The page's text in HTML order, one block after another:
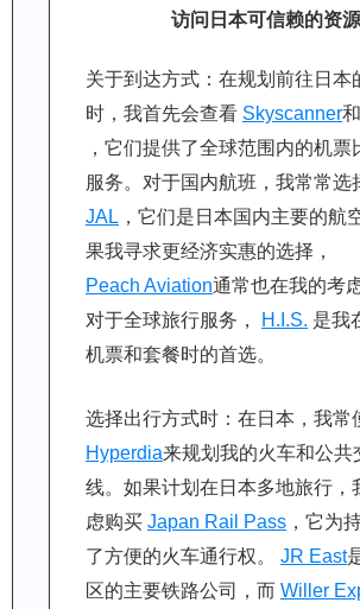
访问日本可信赖的资源
关于到达方式：在规划前往日本
时，我首先会查看 Skyscanner和
，它们提供了全球范围内的机票
服务。对于国内航班，我常常选
JAL ，它们是日本国内主要的航
果我寻求更经济实惠的选择，
Peach Aviation通常也在我的考
对于全球旅行服务，
H.I.S. 是我
机票和套餐时的首选。
选择出行方式时：在日本，我常
Hyperdia来规划我的火车和公共
线。如果计划在日本多地旅行，
虑购买 Japan Rail Pass ，它为
了方便的火车通行权。 JR East
区的主要铁路公司，而 Willer